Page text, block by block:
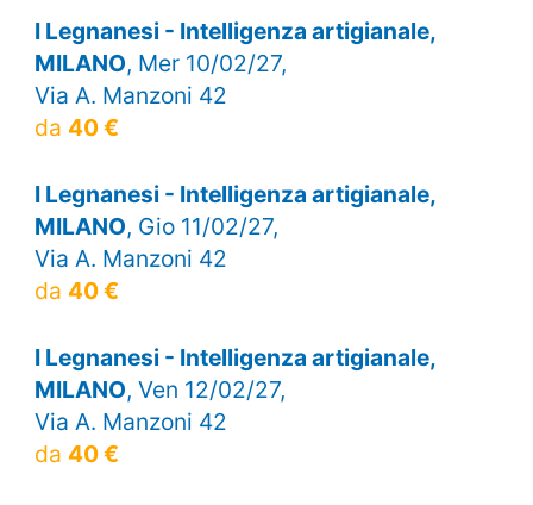
I Legnanesi - Intelligenza artigianale,
MILANO, Mer 10/02/27,
Via A. Manzoni 42
da 40 €
I Legnanesi - Intelligenza artigianale,
MILANO, Gio 11/02/27,
Via A. Manzoni 42
da 40 €
I Legnanesi - Intelligenza artigianale,
MILANO, Ven 12/02/27,
Via A. Manzoni 42
da 40 €